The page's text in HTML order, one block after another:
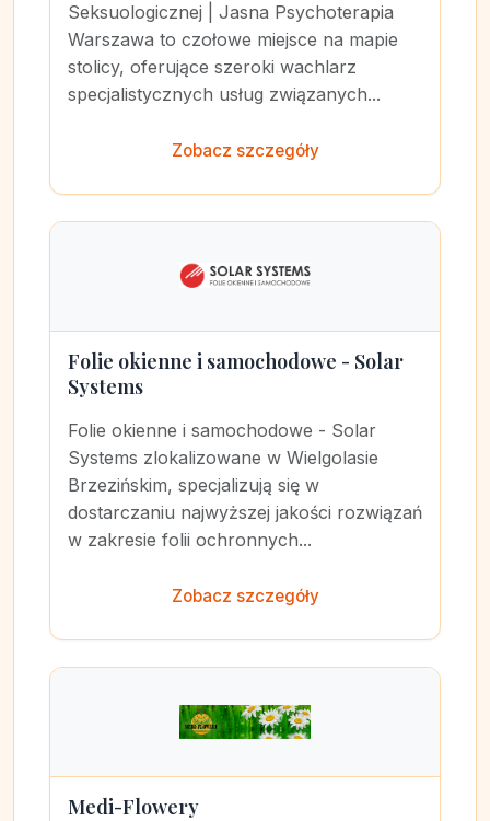
Seksuologicznej | Jasna Psychoterapia
Warszawa to czołowe miejsce na mapie
stolicy, oferujące szeroki wachlarz
specjalistycznych usług związanych...
Zobacz szczegóły
Folie okienne i samochodowe - Solar
Systems
Folie okienne i samochodowe - Solar
Systems zlokalizowane w Wielgolasie
Brzezińskim, specjalizują się w
dostarczaniu najwyższej jakości rozwiązań
w zakresie folii ochronnych...
Zobacz szczegóły
Medi-Flowery